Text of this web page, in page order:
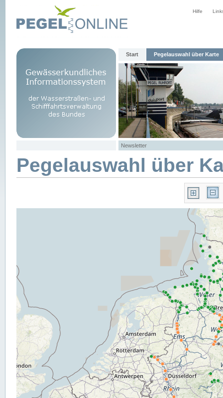
Hilfe
Start Pegelauswahl über Karte
Newsletter
Pegelauswahl über